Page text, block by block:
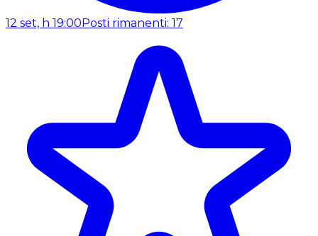
12 set, h 19:00 Posti rimanenti: 17